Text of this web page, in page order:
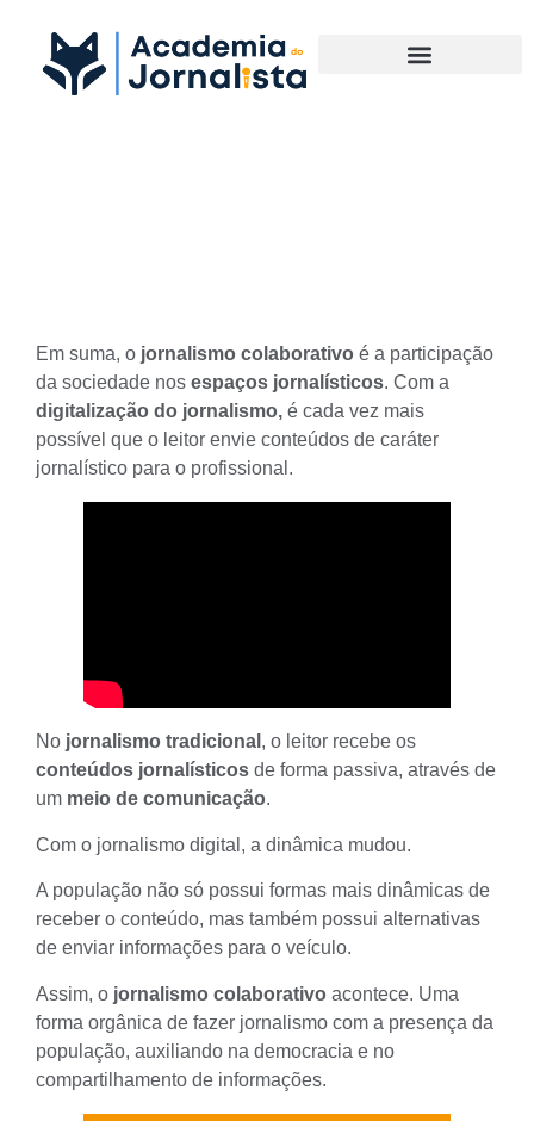
Em suma, o jornalismo colaborativo é a participação
da sociedade nos espaços jornalísticos. Com a
digitalização do jornalismo, é cada vez mais
possível que o leitor envie conteúdos de caráter
jornalístico para o profissional.
No jornalismo tradicional , o leitor recebe os
conteúdos jornalísticos de forma passiva, através de
um meio de comunicação.
Com o jornalismo digital , a dinâmica mudou.
A população não só possui formas mais dinâmicas de
receber o conteúdo, mas também possui alternativas
de enviar informações para o veículo.
Assim, o jornalismo colaborativo acontece. Uma
forma orgânica de fazer jornalismo com a presença da
população, auxiliando na democracia e no
compartilhamento de informações.